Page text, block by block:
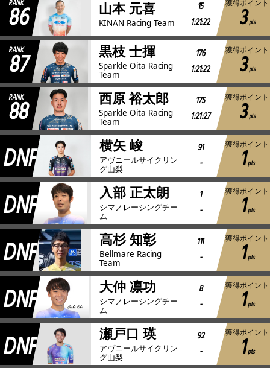
RANK
86 山本 元喜
KINAN Racing Team
15
1:21:22
獲得ポイント
3pts
RANK
87 黒枝 士揮
Sparkle Oita Racing
Team
176
1:21:22
獲得ポイント
3pts
RANK
88 西原 裕太郎
Sparkle Oita Racing
Team
175
1:21:27
獲得ポイント
3pts
DNF 横矢 峻
アヴニールサイクリン
グ山梨
91
-
獲得ポイント
1pts
DNF 入部 正太朗
シマノレーシングチー
ム
1
-
獲得ポイント
1pts
DNF 高杉 知彰
Bellmare Racing
Team
111
-
獲得ポイント
1pts
DNF 大仲 凛功
シマノレーシングチー
ム
8
-
獲得ポイント
1pts
DNF 瀬戸口 瑛
アヴニールサイクリン
グ山梨
92
-
獲得ポイント
1pts